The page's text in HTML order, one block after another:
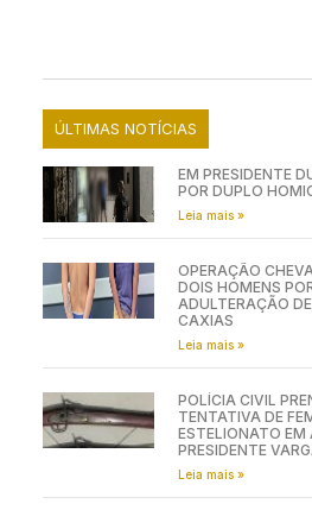
ÚLTIMAS NOTÍCIAS
EM PRESIDENTE
POR DUPLO
Leia mais »
OPERAÇÃO
DOIS HOMENS
ADULTERAÇÃO
CAXIAS
Leia mais »
POLÍCIA CIVIL
TENTATIVA DE
ESTELIONATO EM
PRESIDENTE
Leia mais »